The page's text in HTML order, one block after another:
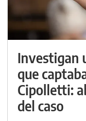
Investigan
que
Cipolletti:
del caso